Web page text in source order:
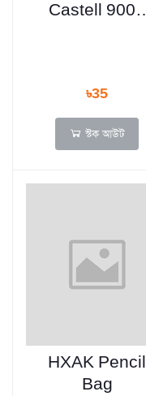
Castell 9000
৳35
স্টক আউট
HXAK Pencil
Bag